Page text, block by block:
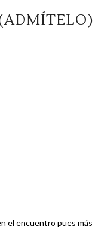
el encuentro pues más